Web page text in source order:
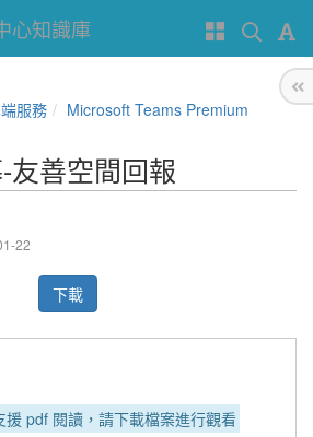
心知識庫
服務 Microsoft Teams Premium
友善空間回報
22
下載
援 pdf 閱讀，請下載檔案進行觀看